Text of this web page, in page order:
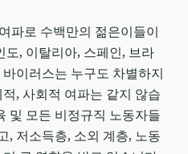
파로 수백만의 젊은이들이
, 이탈리아, 스페인, 브라
이러스는 누구도 차별하지
, 사회적 여파는 같지 않습
및 모든 비정규직 노동자들
, 저소득층, 소외 계층, 노동